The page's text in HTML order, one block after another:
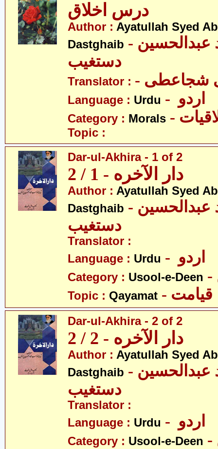
Author : Ayatullah Syed
Dastghaib - آیت اللہ سیّد عبدالحسین
دستغیب
Translator : شجاعطی
Language : Urdu
Category : Morals
Topic :
Dar-ul-Akhira - 1 of 2
دار الآخره - 1 / 2
Author : Ayatullah Syed
Dastghaib - آیت اللہ سیّد عبدالحسین
دستغیب
Translator :
Language : Urdu
Category : Usool-e-Deen
Topic : Qayamat - قیامت
Dar-ul-Akhira - 2 of 2
دار الآخره - 2 / 2
Author : Ayatullah Syed
Dastghaib - آیت اللہ سیّد عبدالحسین
دستغیب
Translator :
Language : Urdu
Category : Usool-e-Deen